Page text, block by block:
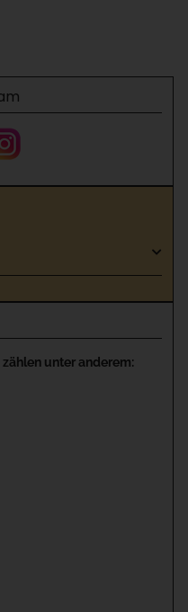
unter anderem: